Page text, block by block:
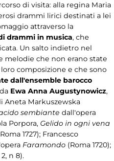
di visita: alla regina Maria
drammi lirici destinati a lei
attraverso la
drammi in musica, che
Un salto indietro nel
melodie che non erano state
composizione e che sono
dall'ensemble barocco
Ewa Anna Augustynowicz,
Aneta Markuszewska
sembiante dall'opera
Porpora, Gelido in ogni vena
1727); Francesco
Faramondo (Roma 1720);
n 8).